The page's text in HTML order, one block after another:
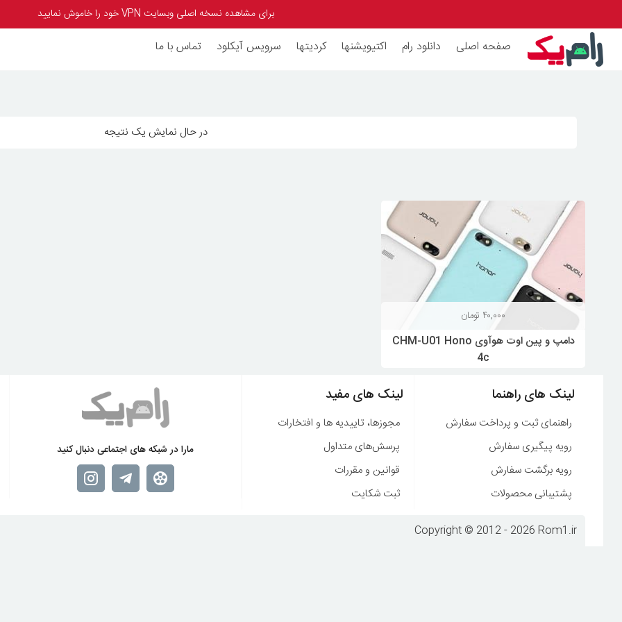
برای مشاهده نسخه اصلی وبسایت VPN خود را خاموش نمایید
صفحه اصلی دانلود رام اکتیویشنها کردیتها سرویس آیکلود تماس با ما
در حال نمایش یک نتیجه
دامپ و پین اوت هوآوی CHM-U01 Hono
4c
۴۰,۰۰۰ تومان
لینک های راهنما
راهنمای ثبت و پرداخت سفارش
رویه پیگیری سفارش
رویه برگشت سفارش
پشتیبانی محصولات
لینک های مفید
مجوزها، تاییدیه ها و افتخارات
پرسش‌های متداول
قوانین و مقررات
ثبت شکایت
مارا در شبکه های اجتماعی دنبال کنید
Copyright © 2012 - 2026 Rom1.ir